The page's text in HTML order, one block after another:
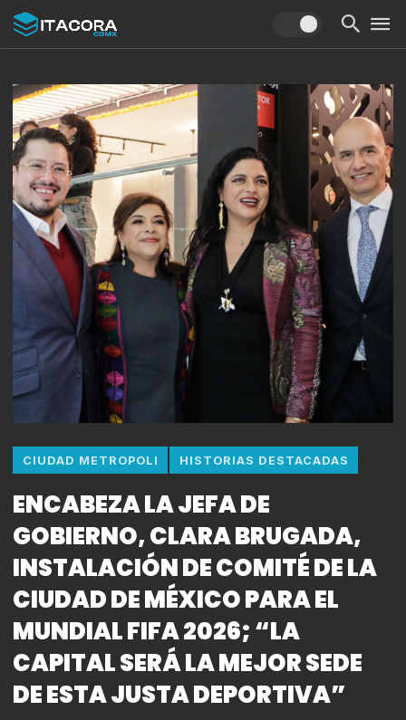
CIUDAD METROPOLI HISTORIAS DESTACADAS
ENCABEZA LA JEFA DE
GOBIERNO, CLARA BRUGADA,
INSTALACIÓN DE COMITÉ DE LA
CIUDAD DE MÉXICO PARA EL
MUNDIAL FIFA 2026; “LA
CAPITAL SERÁ LA MEJOR SEDE
DE ESTA JUSTA DEPORTIVA”